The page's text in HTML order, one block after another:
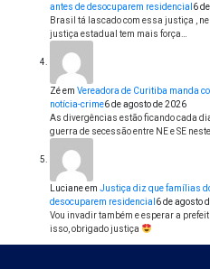
antes de desocuparem residencial 6
Brasil tá lascado com essa justiça ,
justiça estadual tem mais força…
Zéem Vereadora de Curitiba manda
notícia-crime6 de agosto de 2026
As divergências estão ficando cada
guerra de secessão entre NE e SE
Lucianeem Justiça diz que famílias
desocuparem residencial 6 de agosto
Vou invadir também e esperar a
isso, obrigado justiça